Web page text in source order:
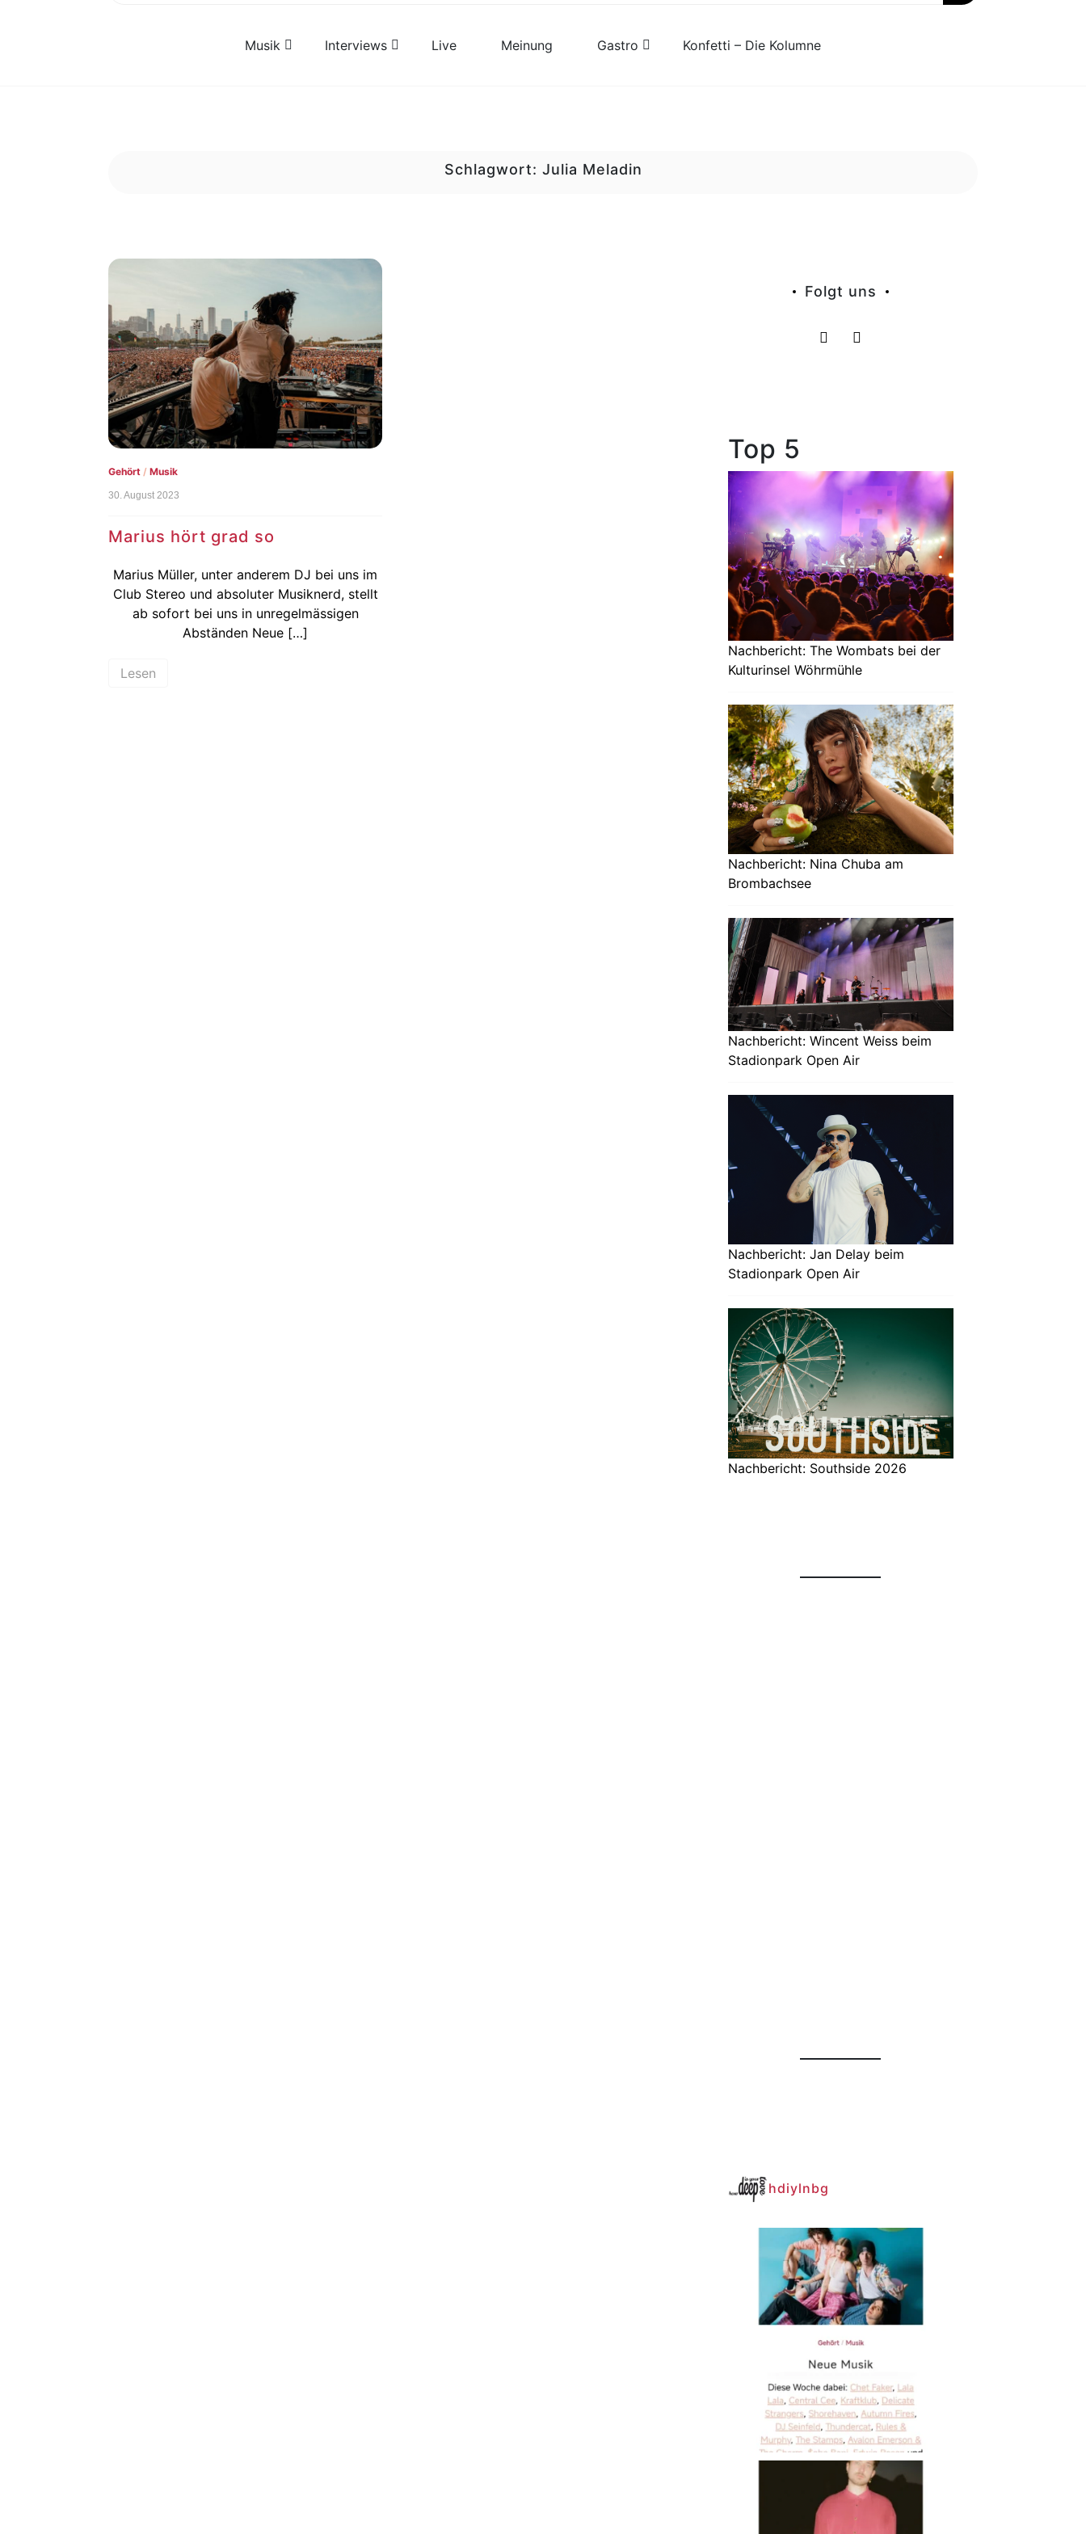
Musik Interviews Live Meinung Gastro Konfetti – Die Kolumne
Schlagwort: Julia Meladin
Gehört /Musik
30. August 2023
Marius hört grad so
Marius Müller, unter anderem DJ bei uns im
Club Stereo und absoluter Musiknerd, stellt
ab sofort bei uns in unregelmässigen
Abständen Neue […]
Lesen
Folgt uns
Top 5
Nachbericht: The Wombats bei der
Kulturinsel Wöhrmühle
Nachbericht: Nina Chuba am
Brombachsee
Nachbericht: Wincent Weiss beim
Stadionpark Open Air
Nachbericht: Jan Delay beim
Stadionpark Open Air
Nachbericht: Southside 2026
hdiylnbg